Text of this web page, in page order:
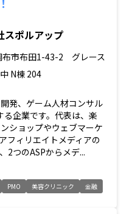
スポルアップ
布市布田1-43-2 グレース
N棟 204
発、ゲーム人材コンサル
企業です。代表は、楽
ショップやウェブマーケ
フィリエイトメディアの
2つのASPからメデ...
PMO 美容クリニック 金融